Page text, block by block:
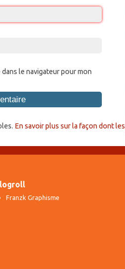
le navigateur pour mon
En savoir plus sur la façon dont les
Franzk Graphisme